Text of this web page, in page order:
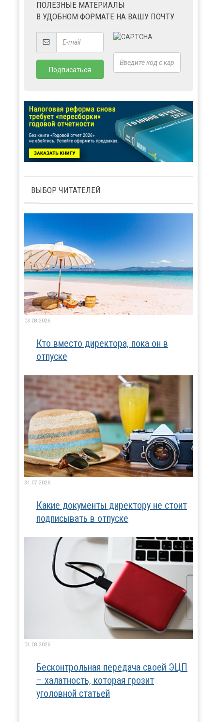
ПОЛЕЗНЫЕ МАТЕРИАЛЫ
В УДОБНОМ ФОРМАТЕ НА ВАШУ ПОЧТУ
ВЫБОР ЧИТАТЕЛЕЙ
03.08.2026
Кто вместо директора, пока он в
отпуске
31.07.2026
Какие документы директору не стоит
подписывать в отпуске
04.08.2026
Бесконтрольная передача своей ЭЦП
– халатность, которая грозит
уголовной статьей